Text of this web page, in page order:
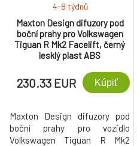
Maxton Design difuzory pod
boční prahy pro Volkswagen
Tiguan R Mk2 Facelift, černý
lesklý plast ABS
4-8 týdnů
230.33 EUR Kúpiť
Maxton Design difuzory pod
boční prahy pro vozidlo
Volkswagen Tiguan R Mk2